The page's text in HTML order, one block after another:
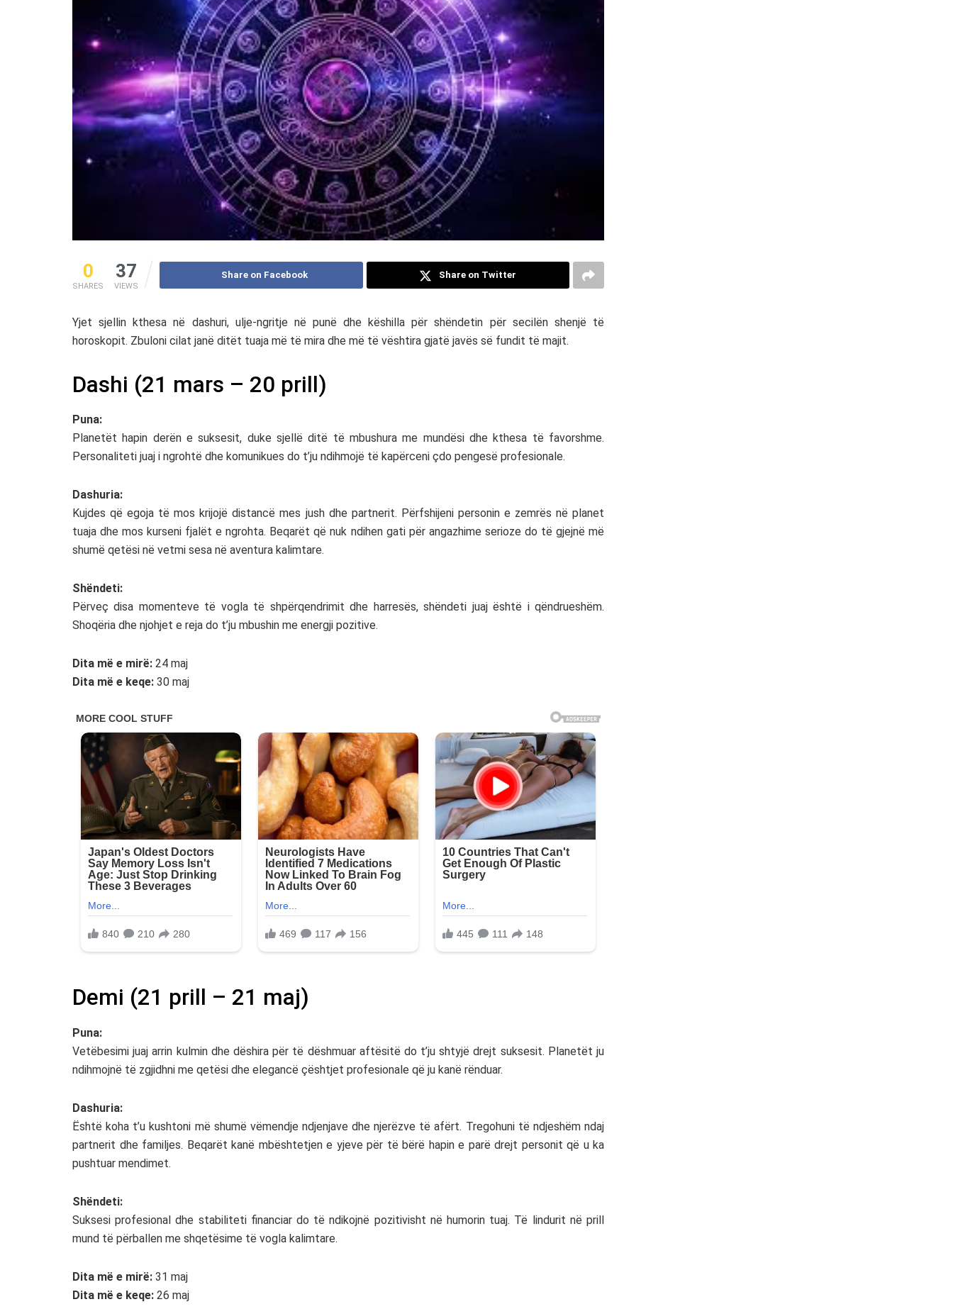
0
SHARES
37
VIEWS
Share on Facebook Share on Twitter
Yjet sjellin kthesa në dashuri, ulje-ngritje në punë dhe këshilla për shëndetin për secilën shenjë të
horoskopit. Zbuloni cilat janë ditët tuaja më të mira dhe më të vështira gjatë javës së fundit të majit.
Dashi (21 mars – 20 prill)
Puna:
Planetët hapin derën e suksesit, duke sjellë ditë të mbushura me mundësi dhe kthesa të favorshme.
Personaliteti juaj i ngrohtë dhe komunikues do t’ju ndihmojë të kapërceni çdo pengesë profesionale.
Dashuria:
Kujdes që egoja të mos krijojë distancë mes jush dhe partnerit. Përfshijeni personin e zemrës në planet
tuaja dhe mos kurseni fjalët e ngrohta. Beqarët që nuk ndihen gati për angazhime serioze do të gjejnë më
shumë qetësi në vetmi sesa në aventura kalimtare.
Shëndeti:
Përveç disa momenteve të vogla të shpërqendrimit dhe harresës, shëndeti juaj është i qëndrueshëm.
Shoqëria dhe njohjet e reja do t’ju mbushin me energji pozitive.
Dita më e mirë: 24 maj
Dita më e keqe: 30 maj
Demi (21 prill – 21 maj)
Puna:
Vetëbesimi juaj arrin kulmin dhe dëshira për të dëshmuar aftësitë do t’ju shtyjë drejt suksesit. Planetët ju
ndihmojnë të zgjidhni me qetësi dhe elegancë çështjet profesionale që ju kanë rënduar.
Dashuria:
Është koha t’u kushtoni më shumë vëmendje ndjenjave dhe njerëzve të afërt. Tregohuni të ndjeshëm ndaj
partnerit dhe familjes. Beqarët kanë mbështetjen e yjeve për të bërë hapin e parë drejt personit që u ka
pushtuar mendimet.
Shëndeti:
Suksesi profesional dhe stabiliteti financiar do të ndikojnë pozitivisht në humorin tuaj. Të lindurit në prill
mund të përballen me shqetësime të vogla kalimtare.
Dita më e mirë: 31 maj
Dita më e keqe: 26 maj